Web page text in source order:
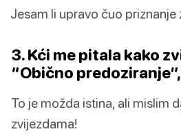
Jesam li upravo čuo priznanje
3. Kći me pitala kako
“Obično
To je možda istina, ali mislim
zvijezdama!